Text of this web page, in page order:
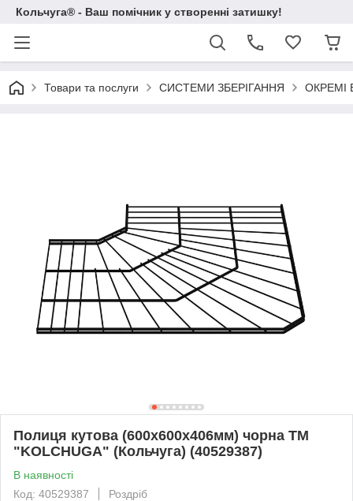
Кольчуга® - Ваш помічник у створенні затишку!
Товари та послуги СИСТЕМИ ЗБЕРІГАННЯ ОКРЕМІ
Полиця кутова (600х600х406мм) чорна ТМ
"KOLCHUGA" (Кольчуга) (40529387)
В наявності
Код: 40529387
Роздріб